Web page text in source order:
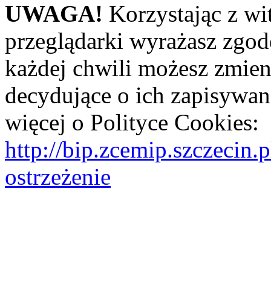
UWAGA! Korzystając z
przeglądarki wyrażasz
każdej chwili możesz
decydujące o ich
więcej o Polityce Cookies:
http://
ostrzeżenie